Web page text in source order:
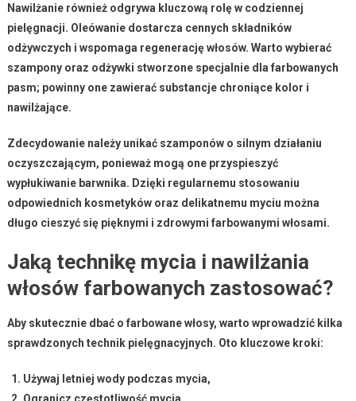
Nawilżanierównież odgrywa kluczową rolę w codziennej
pielęgnacji. Oleówanie dostarcza cennych składników
odżywczych i wspomaga regenerację włosów. Warto wybierać
szampony oraz odżywki stworzone specjalnie dla farbowanych
pasm; powinny one zawierać substancje chroniące kolor i
nawilżające.
Zdecydowanie należy unikać szamponów o silnym działaniu
oczyszczającym, ponieważ mogą one przyspieszyć
wypłukiwanie barwnika. Dzięki regularnemu stosowaniu
odpowiednich kosmetyków oraz delikatnemu myciu można
długo cieszyć się pięknymi i zdrowymi farbowanymi włosami.
Jaką technikę mycia i nawilżania
włosów farbowanych zastosować?
Aby skutecznie dbać o farbowane włosy, warto wprowadzić kilka
sprawdzonych technik pielęgnacyjnych. Oto kluczowe kroki:
Używaj letniej wody podczas mycia,
Ogranicz częstotliwość mycia,